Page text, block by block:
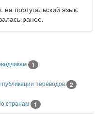
португальский язык.
ранее.
1
переводов 2
странам 1